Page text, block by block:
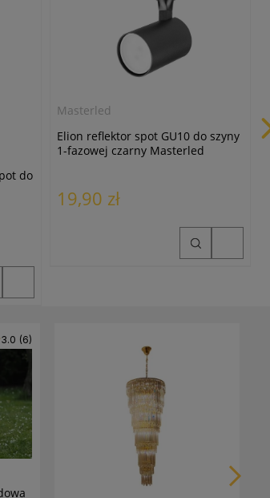
do
Masterled
Elion reflektor spot GU10 do szyny
1-fazowej czarny Masterled
19,90 zł
3.0 (6)